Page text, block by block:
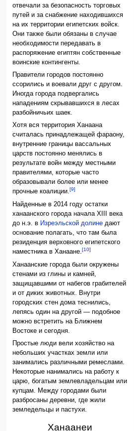
отвечали за безопасность торговых
путей и за снабжение находившихся
на их территории египетских войск.
Они также были обязаны в случае
необходимости передавать в
распоряжение египтян собственные
воинские контингенты.
Правители городов постоянно
ссорились и воевали друг с другом.
Иногда города подвергались
нападениям скрывавшихся в лесах
разбойничьих шаек.
Хотя вся территория Ханаана
считалась принадлежащей фараону,
внутренние границы вассальных
царств постоянно менялись в
результате войн между местными
правителями, которые часто
образовывали более или менее
прочные коалиции.[9]
Найденные в 2014 году остатки
ханаанского города начала XIII века
до н.э. в Изреэльской долине дают
основание полагать, что там была
резиденция верховного египетского
наместника в Ханаане.[10]
Ханаанские города были окружены
стенами из глины и камней,
защищавшими от набегов грабителей
и от диких животных. Внутри
городских стен дома теснились,
лепясь один на другой — подобное
можно встретить на Ближнем
Востоке и сегодня.
Простые люди вели хозяйство на
небольших участках земли или
занимались различными ремеслами.
Некоторые нанимались на работу к
царю, богатым землевладельцам или
купцам. Между городами были
разбросаны деревни, где жили
земледельцы и пастухи.
Ханаанеи